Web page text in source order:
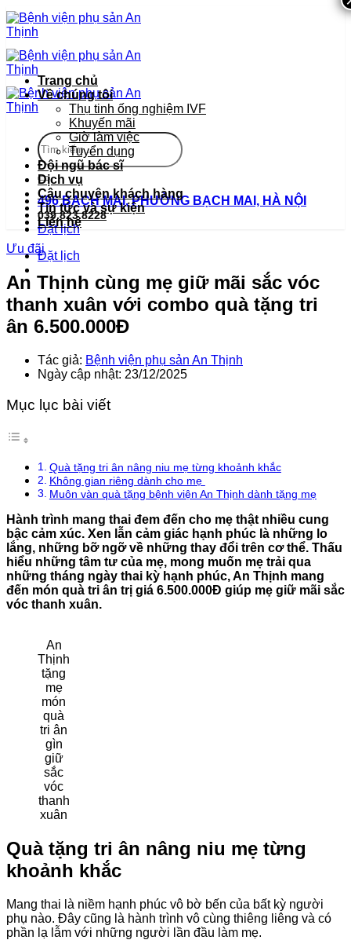
Bỏ
qua
nội
dung
496 BẠCH MAI, PHƯỜNG BẠCH MAI, HÀ NỘI
039.823.8228
Đặt lịch
Đặt lịch
Trang chủ
Về chúng tôi
Thụ tinh ống nghiệm IVF
Khuyến mãi
Giờ làm việc
Tuyển dụng
Đội ngũ bác sĩ
Dịch vụ
Câu chuyện khách hàng
Tin tức và sự kiện
Liên hệ
Ưu đãi
An Thịnh cùng mẹ giữ mãi sắc vóc
thanh xuân với combo quà tặng tri
ân 6.500.000Đ
Tác giả: Bệnh viện phụ sản An Thịnh
Ngày cập nhật: 23/12/2025
Mục lục bài viết
Quà tặng tri ân nâng niu mẹ từng khoảnh khắc
Không gian riêng dành cho mẹ
Muôn vàn quà tặng bệnh viện An Thịnh dành tặng mẹ
Hành trình mang thai đem đến cho mẹ thật nhiều cung
bậc cảm xúc. Xen lẫn cảm giác hạnh phúc là những lo
lắng, những bỡ ngỡ về những thay đổi trên cơ thể. Thấu
hiểu những tâm tư của mẹ, mong muốn mẹ trải qua
những tháng ngày thai kỳ hạnh phúc, An Thịnh mang
đến món quà tri ân trị giá 6.500.000Đ giúp mẹ giữ mãi sắc
vóc thanh xuân.
An
Thịnh
tặng
mẹ
món
quà
tri ân
gìn
giữ
sắc
vóc
thanh
xuân
Quà tặng tri ân nâng niu mẹ từng
khoảnh khắc
Mang thai là niềm hạnh phúc vô bờ bến của bất kỳ người
phụ nào. Đây cũng là hành trình vô cùng thiêng liêng và có
phần lạ lẫm với những người lần đầu làm mẹ.